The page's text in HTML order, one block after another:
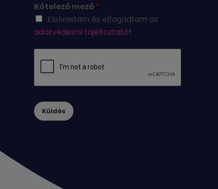
Kötelező mező*
Elolvastam és elfogadtam az
adatvédelmi tájékoztatót
Küldés